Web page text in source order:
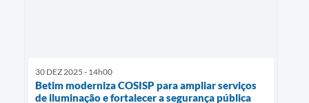
30 DEZ 2025 - 14h00
Betim moderniza COSISP para ampliar serviços
de iluminação e fortalecer a segurança pública